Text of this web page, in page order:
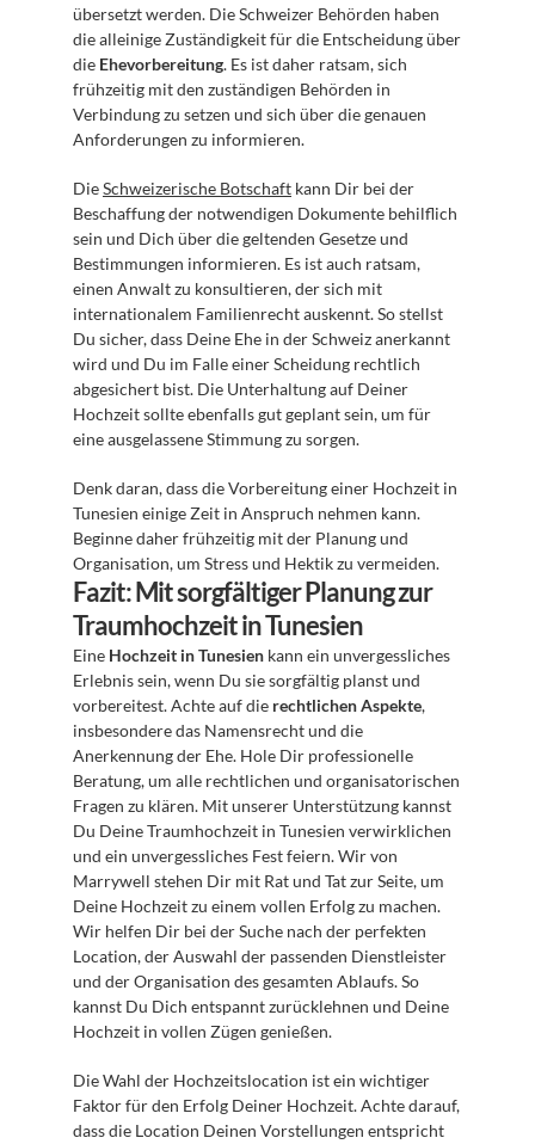
übersetzt werden. Die Schweizer Behörden haben
die alleinige Zuständigkeit für die Entscheidung über
die Ehevorbereitung. Es ist daher ratsam, sich
frühzeitig mit den zuständigen Behörden in
Verbindung zu setzen und sich über die genauen
Anforderungen zu informieren.
Die Schweizerische Botschaft kann Dir bei der
Beschaffung der notwendigen Dokumente behilflich
sein und Dich über die geltenden Gesetze und
Bestimmungen informieren. Es ist auch ratsam,
einen Anwalt zu konsultieren, der sich mit
internationalem Familienrecht auskennt. So stellst
Du sicher, dass Deine Ehe in der Schweiz anerkannt
wird und Du im Falle einer Scheidung rechtlich
abgesichert bist. Die Unterhaltung auf Deiner
Hochzeit sollte ebenfalls gut geplant sein, um für
eine ausgelassene Stimmung zu sorgen.
Denk daran, dass die Vorbereitung einer Hochzeit in
Tunesien einige Zeit in Anspruch nehmen kann.
Beginne daher frühzeitig mit der Planung und
Organisation, um Stress und Hektik zu vermeiden.
Fazit: Mit sorgfältiger Planung zur
Traumhochzeit in Tunesien
Eine Hochzeit in Tunesien kann ein unvergessliches
Erlebnis sein, wenn Du sie sorgfältig planst und
vorbereitest. Achte auf die rechtlichen Aspekte,
insbesondere das Namensrecht und die
Anerkennung der Ehe. Hole Dir professionelle
Beratung, um alle rechtlichen und organisatorischen
Fragen zu klären. Mit unserer Unterstützung kannst
Du Deine Traumhochzeit in Tunesien verwirklichen
und ein unvergessliches Fest feiern. Wir von
Marrywell stehen Dir mit Rat und Tat zur Seite, um
Deine Hochzeit zu einem vollen Erfolg zu machen.
Wir helfen Dir bei der Suche nach der perfekten
Location, der Auswahl der passenden Dienstleister
und der Organisation des gesamten Ablaufs. So
kannst Du Dich entspannt zurücklehnen und Deine
Hochzeit in vollen Zügen genießen.
Die Wahl der Hochzeitslocation ist ein wichtiger
Faktor für den Erfolg Deiner Hochzeit. Achte darauf,
dass die Location Deinen Vorstellungen entspricht